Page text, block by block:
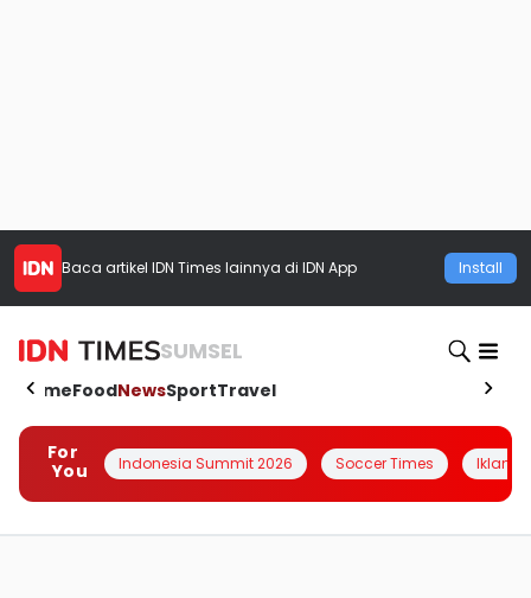
Baca artikel IDN Times lainnya di IDN App Install
SUMSEL
HomeFoodNewsSportTravel
For
You
Indonesia Summit 2026 Soccer Times Iklanin